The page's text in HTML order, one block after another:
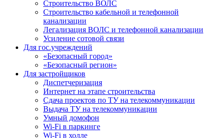
Строительство ВОЛС
Строительство кабельной и телефонной
канализации
Легализация ВОЛС и телефонной канализации
Усиление сотовой связи
Для гос.учреждений
«Безопасный город»
«Безопасный регион»
Для застройщиков
Диспетчеризация
Интернет на этапе строительства
Сдача проектов по ТУ на телекоммуникации
Выдача ТУ на телекоммуникации
Умный домофон
Wi-Fi в паркинге
Wi-Fi в холле